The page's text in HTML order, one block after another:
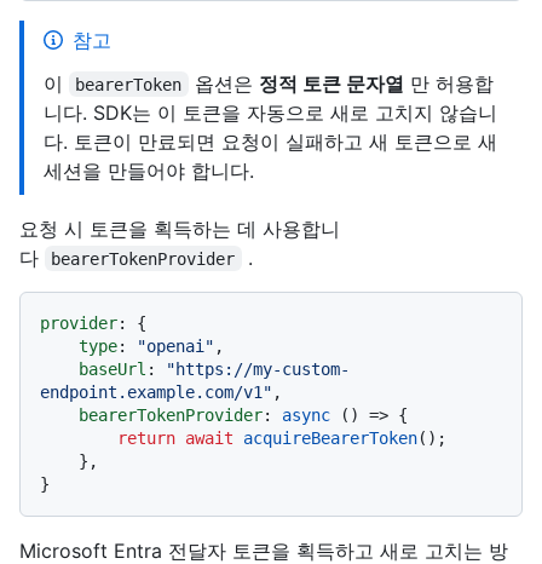
참고
이
bearerToken 옵션은 정적 토큰 문자열 만 허용합
니다. SDK는 이 토큰을 자동으로 새로 고치지 않습니
다. 토큰이 만료되면 요청이 실패하고 새 토큰으로 새
세션을 만들어야 합니다.
요청 시 토큰을 획득하는 데 사용합니
다
bearerTokenProvider .
provider: {
type: "openai" ,
baseUrl :
"https://my-custom-
endpoint.example.com/v1" ,
bearerTokenProvider: async () => {
return await acquireBearerToken();
Microsoft Entra 전달자 토큰을 획득하고 새로 고치는 방